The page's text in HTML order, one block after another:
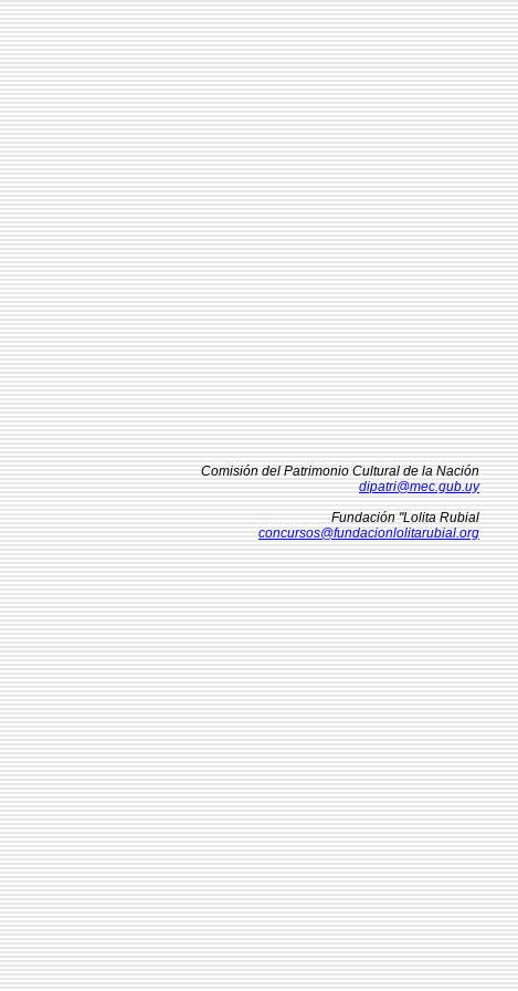
Comisión del Patrimonio Cultural de la Nación
dipatri@mec.gub.uy
Fundación "Lolita Rubial
concursos@fundacionlolitarubial.org